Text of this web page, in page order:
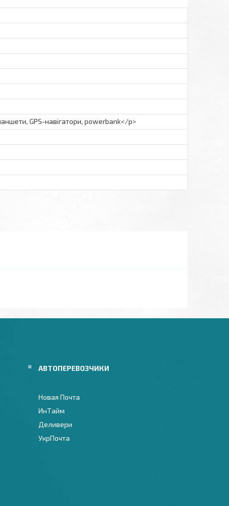
GPS-навігатори, powerbank</p>
АВТОПЕРЕВОЗЧИКИ
Новая Почта
ИнТайм
Деливери
УкрПочта